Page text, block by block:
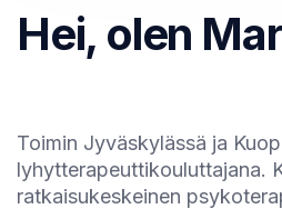
Hei, olen
Toimin Jyväskylässä ja
lyhytterapeuttikouluttajana.
ratkaisukeskeinen